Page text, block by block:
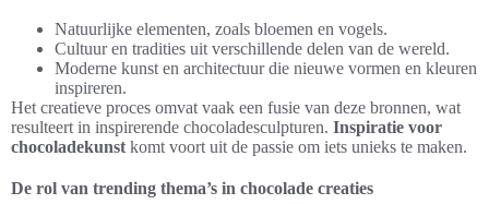
Natuurlijke elementen, zoals bloemen en vogels.
Cultuur en tradities uit verschillende delen van de wereld.
Moderne kunst en architectuur die nieuwe vormen en kleuren
inspireren.
Het creatieve proces omvat vaak een fusie van deze bronnen, wat
resulteert in inspirerende chocoladesculpturen. Inspiratie voor
chocoladekunst komt voort uit de passie om iets unieks te maken.
De rol van trending thema’s in chocolade creaties